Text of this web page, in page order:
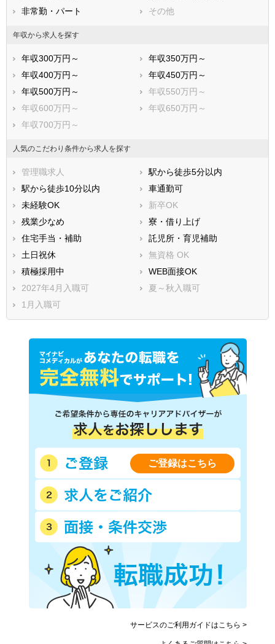
非常勤・パート
その他
年収から求人を探す
年収300万円～
年収350万円～
年収400万円～
年収450万円～
年収500万円～
年収550万円～
年収600万円～
年収650万円～
年収700万円～
人気のこだわり条件から求人を探す
管理職求人
駅から徒歩5分以内
駅から徒歩10分以内
車通勤可
未経験OK
新卒OK
残業少なめ
寮・借り上げ
住宅手当・補助
託児所・育児補助
土日祝休
無資格 OK
積極採用中
WEB面接OK
2027年4月入職可
夏～秋入職可
1月入職可
ご登録はこちら
サービスのご利用ガイドはこちら >